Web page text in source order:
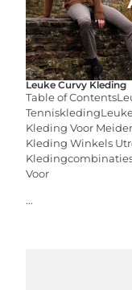
Leuke Curvy Kleding
Table of
Kleding Voor
Kleding Winkels
Voor
...